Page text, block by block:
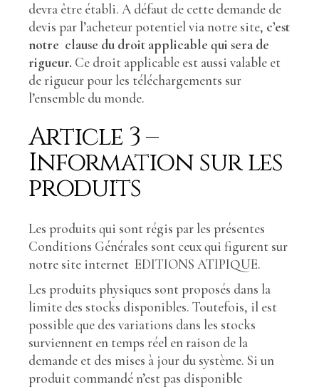
devra être établi. A défaut de cette demande de
devis par l’acheteur potentiel via notre site, c’est
notre clause du droit applicable qui sera de
rigueur. Ce droit applicable est aussi valable et
de rigueur pour les téléchargements sur
l’ensemble du monde.
Article 3 –
Information sur les
produits
Les produits qui sont régis par les présentes
Conditions Générales sont ceux qui figurent sur
notre site internet EDITIONS ATIPIQUE.
Les produits physiques sont proposés dans la
limite des stocks disponibles. Toutefois, il est
possible que des variations dans les stocks
surviennent en temps réel en raison de la
demande et des mises à jour du système. Si un
produit commandé n’est pas disponible